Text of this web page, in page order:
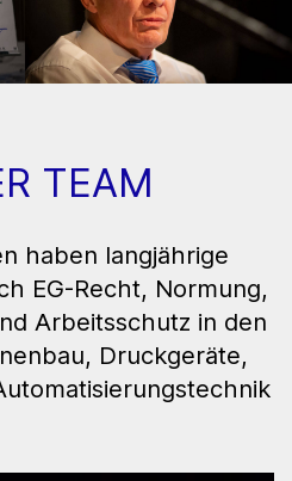
TEAM
haben langjährige
EG-Recht, Normung,
Arbeitsschutz in den
Druckgeräte,